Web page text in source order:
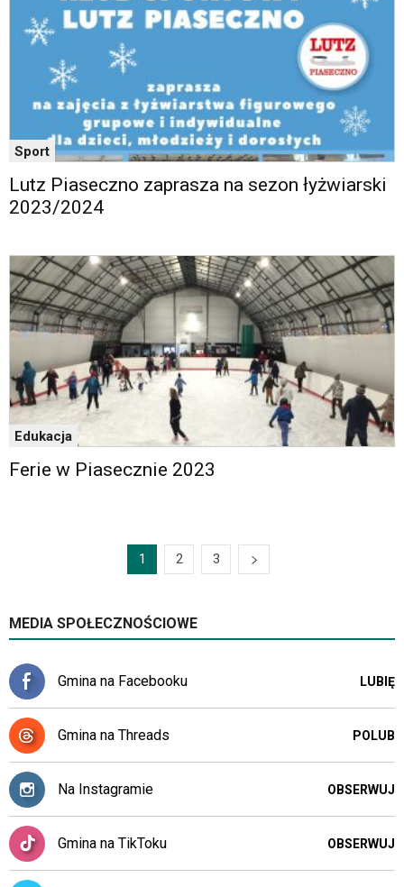
Sport
Lutz Piaseczno zaprasza na sezon łyżwiarski
2023/2024
Edukacja
Ferie w Piasecznie 2023
1 2 3
MEDIA SPOŁECZNOŚCIOWE
Gmina na Facebooku LUBIĘ
Gmina na Threads POLUB
Na Instagramie OBSERWUJ
Gmina na TikToku OBSERWUJ